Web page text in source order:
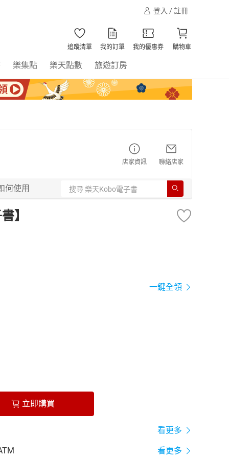
登入 / 註冊
追蹤清單 我的訂單 我的優惠券 購物車
樂集點 樂天點數 旅遊訂房
店家資訊 聯絡店家
何使用
】
一鍵全領
立即購買
看更多
看更多